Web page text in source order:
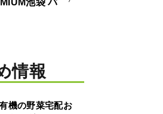
池袋 バ
情報
機の野菜宅配お